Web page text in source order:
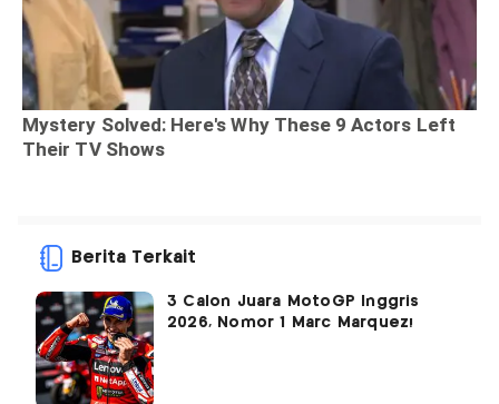
Berita Terkait
3 Calon Juara MotoGP Inggris
2026, Nomor 1 Marc Marquez!